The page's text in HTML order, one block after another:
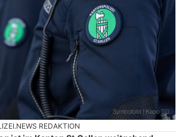
REDAKTION